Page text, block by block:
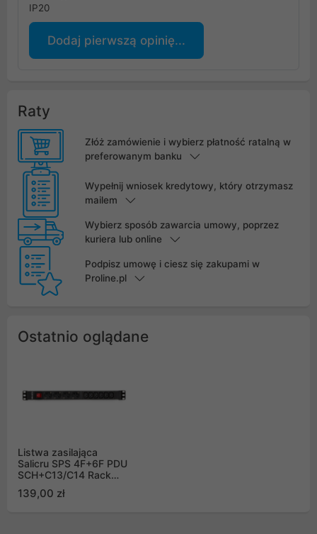
IP20
Dodaj pierwszą opinię...
Raty
Złóż zamówienie i wybierz płatność ratalną w
preferowanym banku
Wypełnij wniosek kredytowy, który otrzymasz
mailem
Wybierz sposób zawarcia umowy, poprzez
kuriera lub online
Podpisz umowę i ciesz się zakupami w
Proline.pl
Ostatnio oglądane
Listwa zasilająca
Salicru SPS 4F+6F PDU
SCH+C13/C14 Rack
wyjście 4x Schucko 6x
139,00 zł